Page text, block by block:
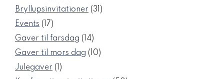
varer
Bryllupsinvitationer 3131
Events 1717
varer
Gaver til farsdag 1414
varer
Gaver til mors dag 1010
Julegaver 11